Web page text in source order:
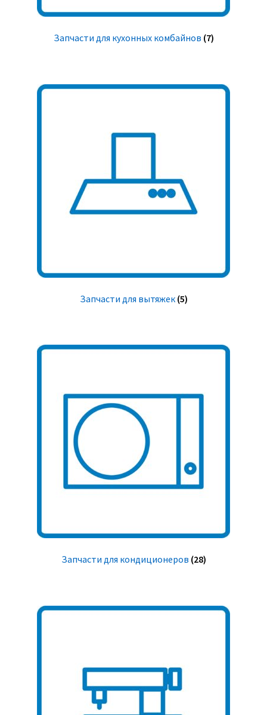
Запчасти для кухонных комбайнов (7)
Запчасти для вытяжек (5)
Запчасти для кондиционеров (28)